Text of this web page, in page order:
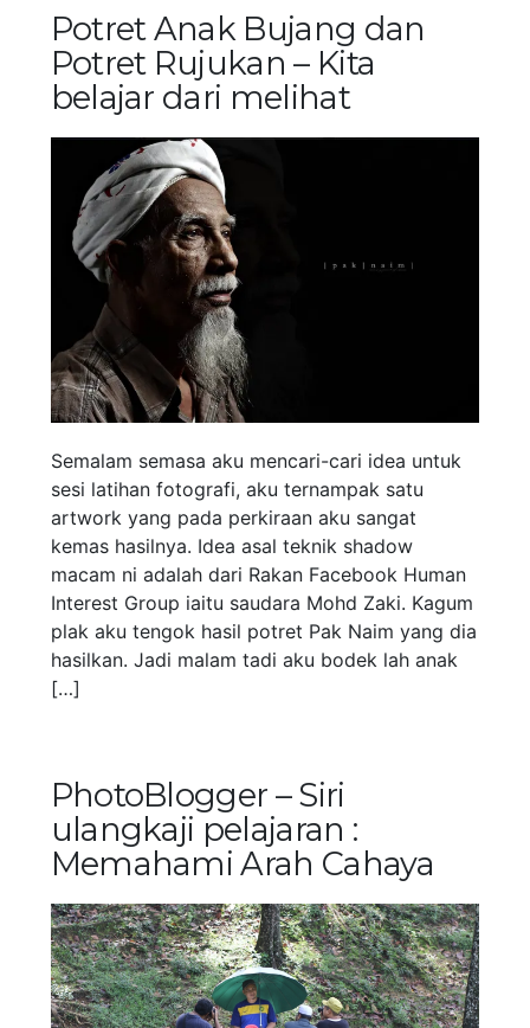
Potret Anak Bujang dan
Potret Rujukan – Kita
belajar dari melihat
Semalam semasa aku mencari-cari idea untuk
sesi latihan fotografi, aku ternampak satu
artwork yang pada perkiraan aku sangat
kemas hasilnya. Idea asal teknik shadow
macam ni adalah dari Rakan Facebook Human
Interest Group iaitu saudara Mohd Zaki. Kagum
plak aku tengok hasil potret Pak Naim yang dia
hasilkan. Jadi malam tadi aku bodek lah anak
[…]
PhotoBlogger – Siri
ulangkaji pelajaran :
Memahami Arah Cahaya